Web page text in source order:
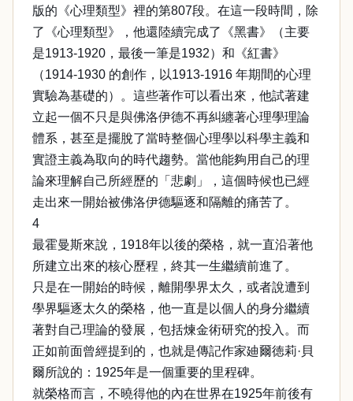
版的《心理類型》裡的第807段。在這一段時間，除
了《心理類型》，他還陸續完成了《黑書》（主要
是1913-1920，最後一筆是1932）和《紅書》
（1914-1930 的創作，以1913-1916 年期間的心理
實驗為基礎的）。這些著作可以看出來，他試著建
立起一個不只是與佛洛伊德不再糾纏著心理學理論
體系，甚至是擺脫了當時整個心理學以科學主義和
實證主義為取向的時代趨勢。當他能夠用自己的理
論來理解自己所經歷的「悲劇」，這個時候也已經
走出來一開始被佛洛伊德驅逐和隔離的痛苦了。
4
最霍曼斯來說，1918年以後的榮格，就一直沿著他
所建立出來的核心歷程，終其一生繼續前進了。
只是在一開始的時候，離開學界太久，或者說遭到
學界驅逐太久的榮格，他一直是以個人的身分繼續
著對自己理論的發展，包括煉金術研究的投入。而
正如前面曾經提到的，也就是傳記作家廸爾徳莉·貝
爾所說的：1925年是一個重要的里程碑。
就榮格而言，不曉得他的內在世界在1925年前後有